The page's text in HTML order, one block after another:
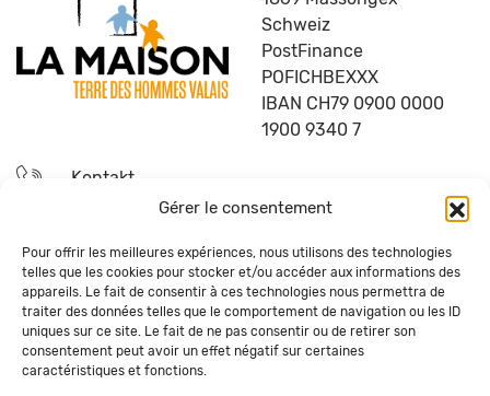
Gérer le consentement
Pour offrir les meilleures expériences, nous utilisons des technologies
telles que les cookies pour stocker et/ou accéder aux informations des
appareils. Le fait de consentir à ces technologies nous permettra de
traiter des données telles que le comportement de navigation ou les ID
uniques sur ce site. Le fait de ne pas consentir ou de retirer son
consentement peut avoir un effet négatif sur certaines
caractéristiques et fonctions.
Schweiz
PostFinance
POFICHBEXXX
IBAN CH79 0900 0000
1900 9340 7
Kontakt
FAQ
Bleiben Sie auf dem Laufenden!